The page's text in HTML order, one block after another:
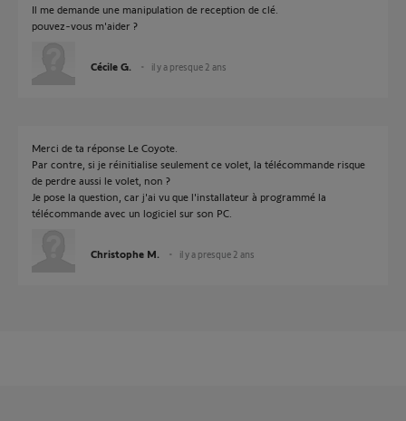
Il me demande une manipulation de reception de clé.
pouvez-vous m'aider ?
Cécile G. il y a presque 2 ans
Merci de ta réponse Le Coyote.
Par contre, si je réinitialise seulement ce volet, la télécommande risque
de perdre aussi le volet, non ?
Je pose la question, car j'ai vu que l'installateur à programmé la
télécommande avec un logiciel sur son PC.
Christophe M. il y a presque 2 ans